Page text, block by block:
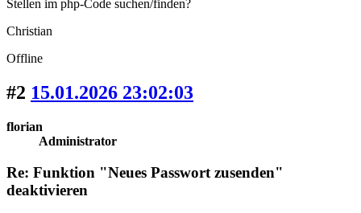
Stellen im php-Code suchen/finden?
Christian
Offline
#2 15.01.2026 23:02:03
florian
Administrator
Re: Funktion "Neues Passwort zusenden"
deaktivieren